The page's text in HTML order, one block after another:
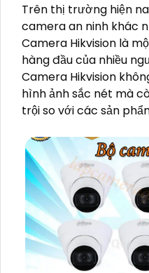
Trên thị trường hiện
camera an ninh khác
Camera Hikvision là
hàng đầu của nhiều
Camera Hikvision
hình ảnh sắc nét mà
trội so với các sản